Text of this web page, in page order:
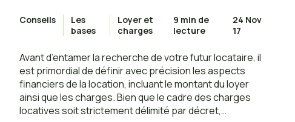
Conseils
Les
bases
Loyer et
charges
9 min de
lecture
24 Nov
17
Avant d’entamer la recherche de votre futur locataire, il
est primordial de définir avec précision les aspects
financiers de la location, incluant le montant du loyer
ainsi que les charges. Bien que le cadre des charges
locatives soit strictement délimité par décret,